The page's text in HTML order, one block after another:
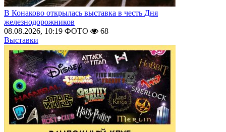
В Конаково открылась выставка в честь Дня
железнодорожников
08.08.2026, 10:19 ФОТО
68
Выставки